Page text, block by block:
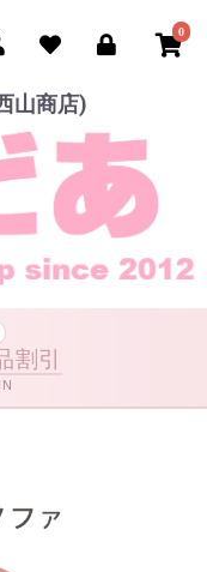
0
山商店)
割引